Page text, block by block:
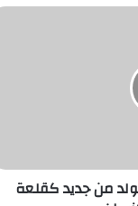
من جديد كقلعة